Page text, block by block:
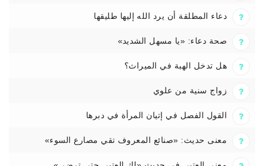
دعاء المطلقة أن يرد الله إليها طليقها
صحة دعاء: «يا مسهل الشديد»
هل تدخل الهبة في الميراث؟
زواج سنية من علوي
القول الفصل في إتيان المرأة في دبرها
معنى حديث: «صنائع المعروف تقي مصارع السوء»